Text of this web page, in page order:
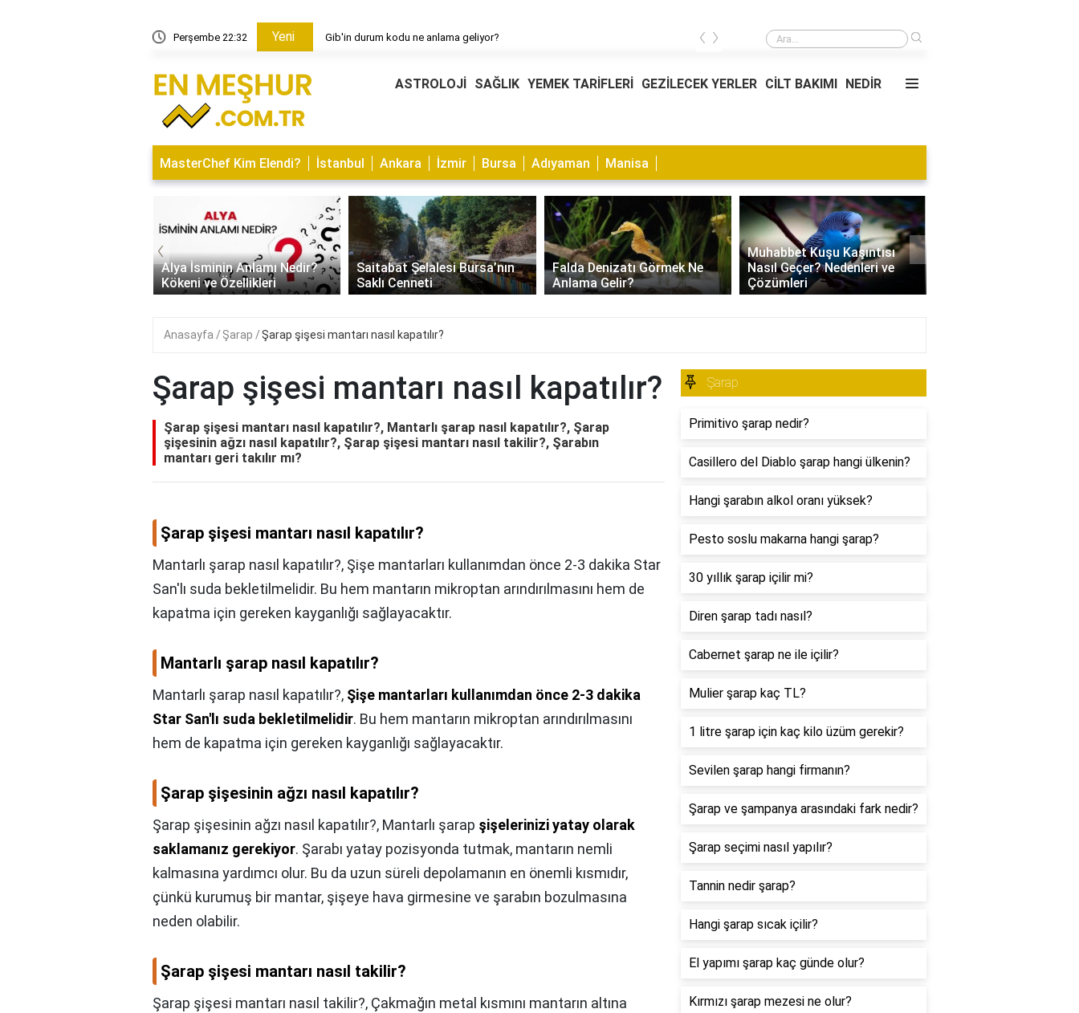
Perşembe 22:32 Yeni Gib'in durum kodu ne anlama geliyor? Gib'in durum kodu ne anlama geliyor?
‹ ›
ASTROLOJİ SAĞLIK YEMEK TARİFLERİ GEZİLECEK YERLER CİLT BAKIMI NEDİR
MasterChef Kim Elendi? İstanbul Ankara İzmir Bursa Adıyaman Manisa
Alya İsminin Anlamı Nedir?
Kökeni ve Özellikleri
Saitabat Şelalesi Bursa’nın
Saklı Cenneti
Falda Denizatı Görmek Ne
Anlama Gelir?
Muhabbet Kuşu Kaşıntısı
Nasıl Geçer? Nedenleri ve
Çözümleri
‹ ›
Anasayfa Şarap Şarap şişesi mantarı nasıl kapatılır?
Şarap şişesi mantarı nasıl kapatılır?
Şarap şişesi mantarı nasıl kapatılır?, Mantarlı şarap nasıl kapatılır?, Şarap
şişesinin ağzı nasıl kapatılır?, Şarap şişesi mantarı nasıl takilir?, Şarabın
mantarı geri takılır mı?
Şarap şişesi mantarı nasıl kapatılır?
Mantarlı şarap nasıl kapatılır?, Şişe mantarları kullanımdan önce 2-3 dakika Star
San'lı suda bekletilmelidir. Bu hem mantarın mikroptan arındırılmasını hem de
kapatma için gereken kayganlığı sağlayacaktır.
Mantarlı şarap nasıl kapatılır?
Mantarlı şarap nasıl kapatılır?, Şişe mantarları kullanımdan önce 2-3 dakika
Star San'lı suda bekletilmelidir. Bu hem mantarın mikroptan arındırılmasını
hem de kapatma için gereken kayganlığı sağlayacaktır.
Şarap şişesinin ağzı nasıl kapatılır?
Şarap şişesinin ağzı nasıl kapatılır?, Mantarlı şarap şişelerinizi yatay olarak
saklamanız gerekiyor. Şarabı yatay pozisyonda tutmak, mantarın nemli
kalmasına yardımcı olur. Bu da uzun süreli depolamanın en önemli kısmıdır,
çünkü kurumuş bir mantar, şişeye hava girmesine ve şarabın bozulmasına
neden olabilir.
Şarap şişesi mantarı nasıl takilir?
Şarap şişesi mantarı nasıl takilir?, Çakmağın metal kısmını mantarın altına
Şarap
Primitivo şarap nedir?
Casillero del Diablo şarap hangi ülkenin?
Hangi şarabın alkol oranı yüksek?
Pesto soslu makarna hangi şarap?
30 yıllık şarap içilir mi?
Diren şarap tadı nasıl?
Cabernet şarap ne ile içilir?
Mulier şarap kaç TL?
1 litre şarap için kaç kilo üzüm gerekir?
Sevilen şarap hangi firmanın?
Şarap ve şampanya arasındaki fark nedir?
Şarap seçimi nasıl yapılır?
Tannin nedir şarap?
Hangi şarap sıcak içilir?
El yapımı şarap kaç günde olur?
Kırmızı şarap mezesi ne olur?